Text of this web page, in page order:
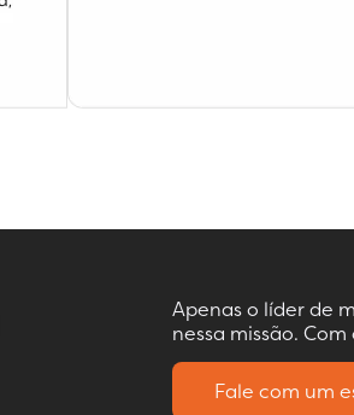
Apenas o líder de
nessa missão.
Fale com um